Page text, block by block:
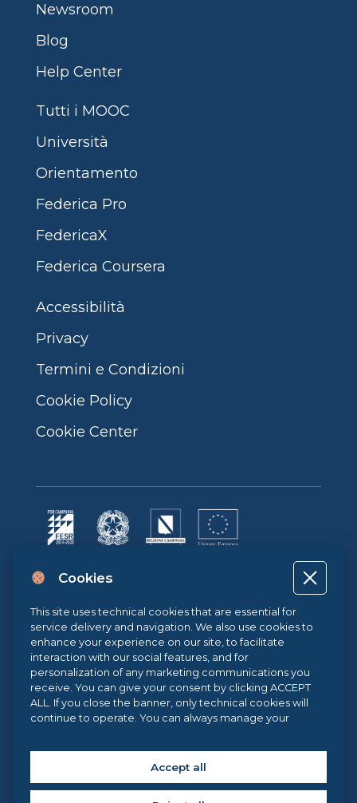
Newsroom
Blog
Help Center
Tutti i MOOC
Università
Orientamento
Federica Pro
FedericaX
Federica Coursera
Accessibilità
Privacy
Termini e Condizioni
Cookie Policy
Cookie Center
Progetto cofinanziato dall’Unione Europea, dallo Stato Italiano e dalla
Regione Campania POR CAMPANIA FESR 2014-2020 | ASSE II –
OBIETTIVO TEMATICO 2O.S. 2.3 | AZIONE 2.3.1 | Progetto: LA FABBRICA
DIGITALE
Sistema di Gestione Qualità UNI EN ISO 9001:2015
.eu Web Awards 2021
Copyright © 2026 Federica Web Learning, all rights reserved. | Federica
Web Learning – Centro di Ateneo per l’Innovazione, la
Cookies
This site uses technical cookies that are essential for
service delivery and navigation. We also use cookies to
enhance your experience on our site, to facilitate
interaction with our social features, and for
personalization of any marketing communications you
receive. You can give your consent by clicking ACCEPT
ALL. If you close the banner, only technical cookies will
continue to operate. You can always manage your
Accept all